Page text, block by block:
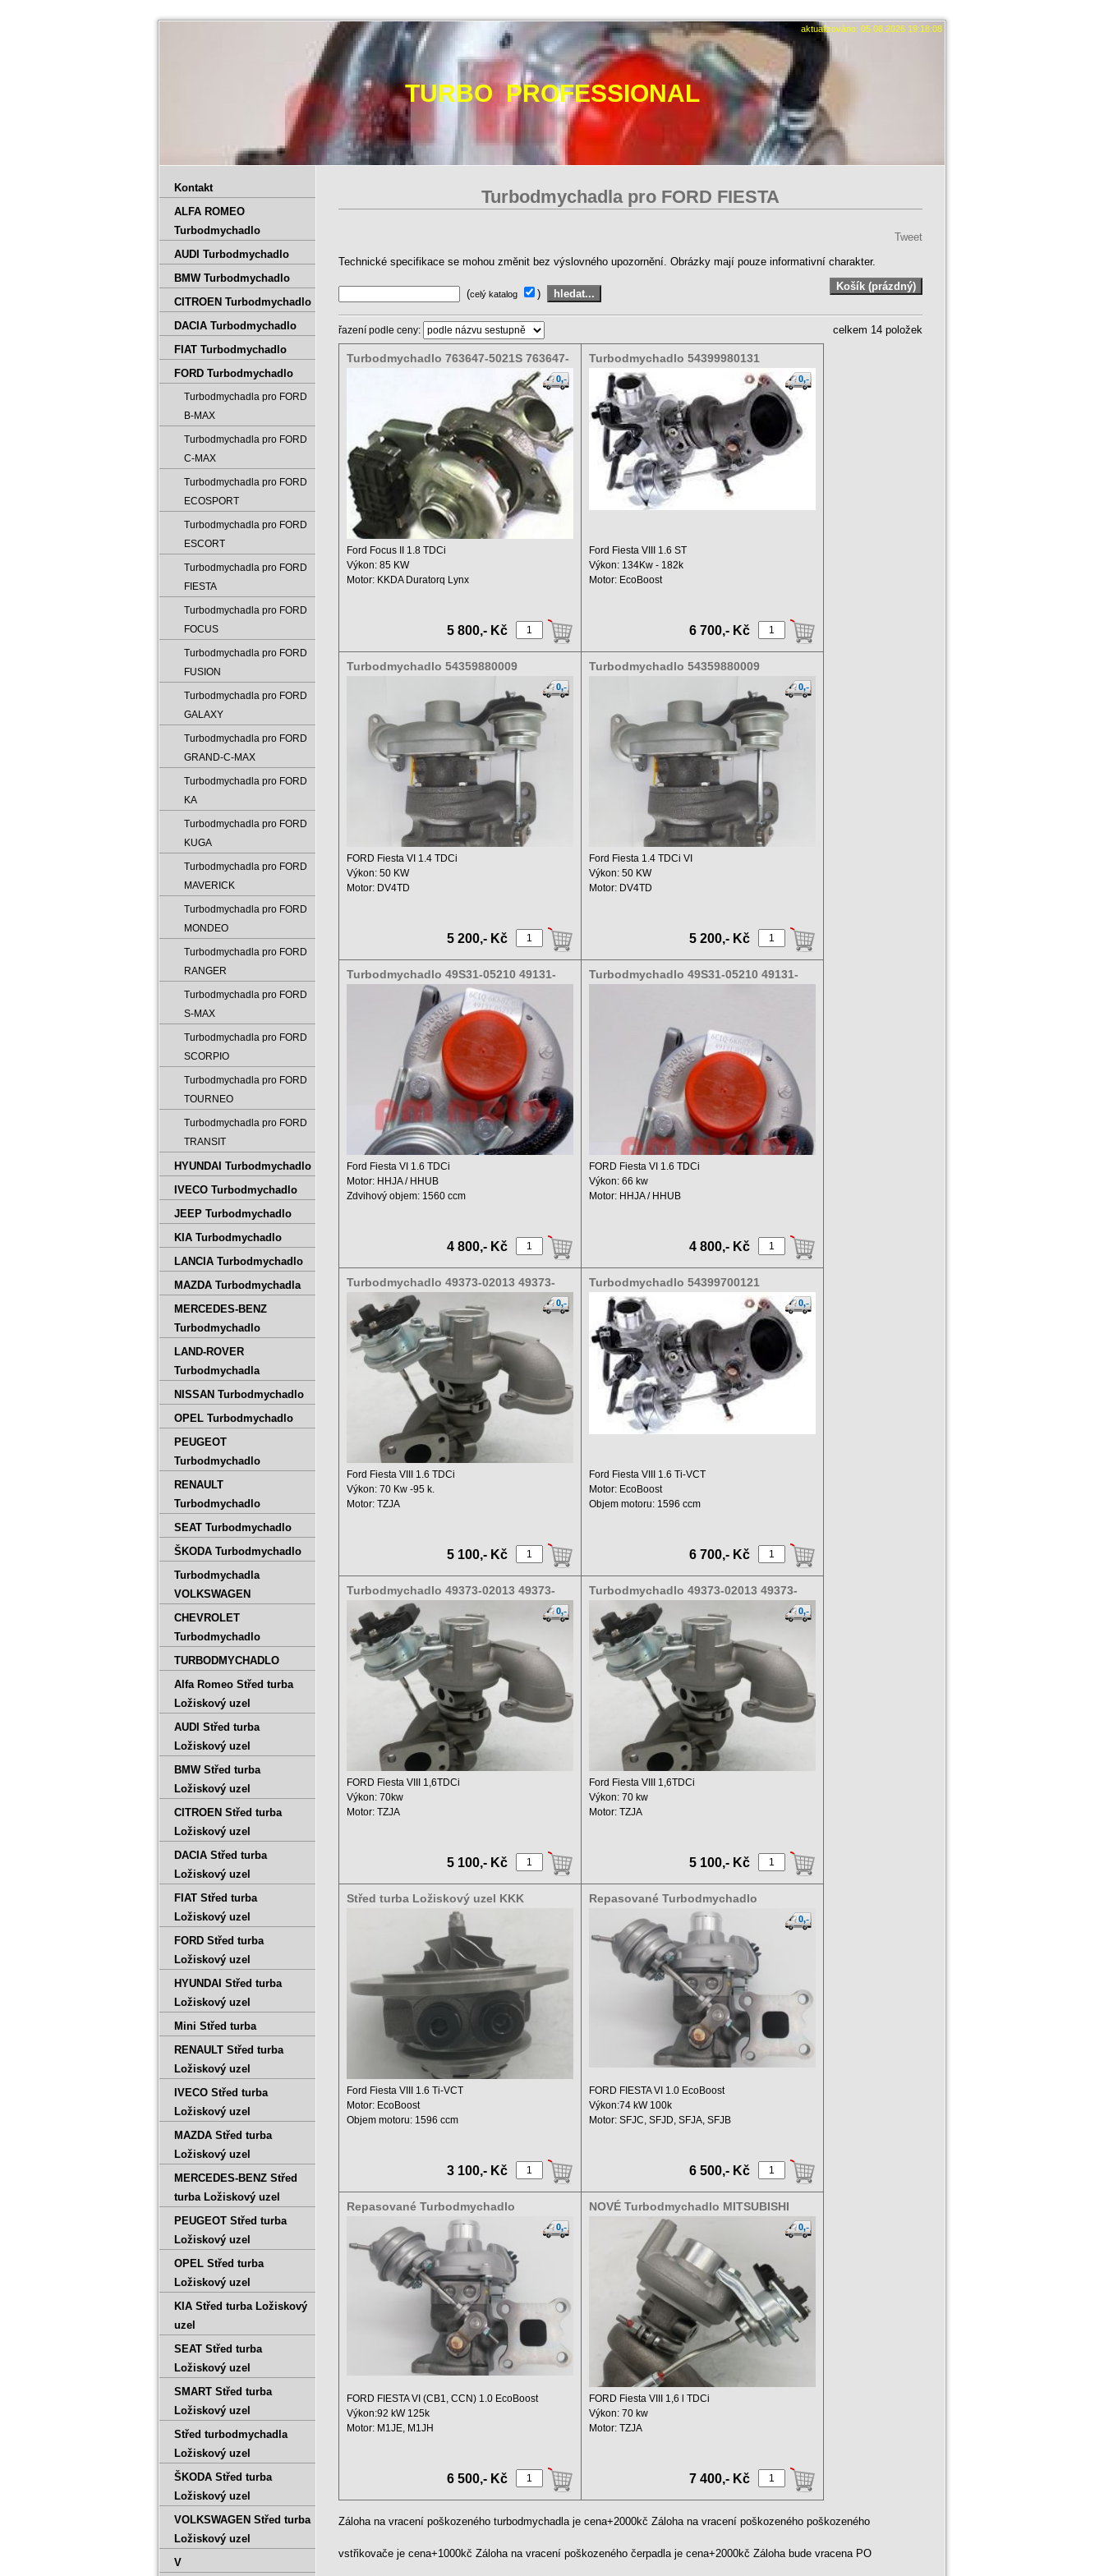
aktualizováno: 05.08.2026 19:18:08
TURBO PROFESSIONAL
Turbodmychadla pro FORD FIESTA
Tweet
Technické specifikace se mohou změnit bez výslovného upozornění. Obrázky mají pouze informativní charakter.
(celý katalog )
řazení podle ceny: celkem 14 položek
Turbodmychadlo 763647-5021S 763647-
Ford Focus II 1.8 TDCi
Výkon: 85 KW
Motor: KKDA Duratorq Lynx
5 800,- Kč
Turbodmychadlo 54399980131
54399700121
Ford Fiesta VIII 1.6 ST
Výkon: 134Kw - 182k
Motor: EcoBoost
6 700,- Kč
Turbodmychadlo 54359880009
FORD Fiesta VI 1.4 TDCi
Výkon: 50 KW
Motor: DV4TD
5 200,- Kč
Turbodmychadlo 54359880009
Ford Fiesta 1.4 TDCi VI
Výkon: 50 KW
Motor: DV4TD
5 200,- Kč
Turbodmychadlo 49S31-05210 49131-
Ford Fiesta VI 1.6 TDCi
Motor: HHJA / HHUB
Zdvihový objem: 1560 ccm
4 800,- Kč
Turbodmychadlo 49S31-05210 49131-
FORD Fiesta VI 1.6 TDCi
Výkon: 66 kw
Motor: HHJA / HHUB
4 800,- Kč
Turbodmychadlo 49373-02013 49373-
Ford Fiesta VIII 1.6 TDCi
Výkon: 70 Kw -95 k.
Motor: TZJA
5 100,- Kč
Turbodmychadlo 54399700121
54399700121
Ford Fiesta VIII 1.6 Ti-VCT
Motor: EcoBoost
Objem motoru: 1596 ccm
6 700,- Kč
Turbodmychadlo 49373-02013 49373-
FORD Fiesta VIII 1,6TDCi
Výkon: 70kw
Motor: TZJA
5 100,- Kč
Turbodmychadlo 49373-02013 49373-
Ford Fiesta VIII 1,6TDCi
Výkon: 70 kw
Motor: TZJA
5 100,- Kč
Střed turba Ložiskový uzel KKK
54399980144 54399700121
Ford Fiesta VIII 1.6 Ti-VCT
Motor: EcoBoost
Objem motoru: 1596 ccm
3 100,- Kč
Repasované Turbodmychadlo
CM5G6K682HB 2800013000280
53420053-03
FORD FIESTA VI 1.0 EcoBoost
Výkon:74 kW 100k
Motor: SFJC, SFJD, SFJA, SFJB
6 500,- Kč
Repasované Turbodmychadlo
CM5G6K682HB 2800013000280
FORD FIESTA VI (CB1, CCN) 1.0 EcoBoost
Výkon:92 kW 125k
Motor: M1JE, M1JH
6 500,- Kč
NOVÉ Turbodmychadlo MITSUBISHI
49373-02013 4937302003
FORD Fiesta VIII 1,6 l TDCi
Výkon: 70 kw
Motor: TZJA
7 400,- Kč
Záloha na vracení poškozeného turbodmychadla je cena+2000kč Záloha na vracení poškozeného poškozeného
vstřikovače je cena+1000kč Záloha na vracení poškozeného čerpadla je cena+2000kč Záloha bude vracena PO
Kontakt
ALFA ROMEO
Turbodmychadlo
AUDI Turbodmychadlo
BMW Turbodmychadlo
CITROEN Turbodmychadlo
DACIA Turbodmychadlo
FIAT Turbodmychadlo
FORD Turbodmychadlo
Turbodmychadla pro FORD
B-MAX
Turbodmychadla pro FORD
C-MAX
Turbodmychadla pro FORD
ECOSPORT
Turbodmychadla pro FORD
ESCORT
Turbodmychadla pro FORD
FIESTA
Turbodmychadla pro FORD
FOCUS
Turbodmychadla pro FORD
FUSION
Turbodmychadla pro FORD
GALAXY
Turbodmychadla pro FORD
GRAND-C-MAX
Turbodmychadla pro FORD
KA
Turbodmychadla pro FORD
KUGA
Turbodmychadla pro FORD
MAVERICK
Turbodmychadla pro FORD
MONDEO
Turbodmychadla pro FORD
RANGER
Turbodmychadla pro FORD
S-MAX
Turbodmychadla pro FORD
SCORPIO
Turbodmychadla pro FORD
TOURNEO
Turbodmychadla pro FORD
TRANSIT
HYUNDAI Turbodmychadlo
IVECO Turbodmychadlo
JEEP Turbodmychadlo
KIA Turbodmychadlo
LANCIA Turbodmychadlo
MAZDA Turbodmychadla
MERCEDES-BENZ
Turbodmychadlo
LAND-ROVER
Turbodmychadla
NISSAN Turbodmychadlo
OPEL Turbodmychadlo
PEUGEOT
Turbodmychadlo
RENAULT
Turbodmychadlo
SEAT Turbodmychadlo
ŠKODA Turbodmychadlo
Turbodmychadla
VOLKSWAGEN
CHEVROLET
Turbodmychadlo
TURBODMYCHADLO
Alfa Romeo Střed turba
Ložiskový uzel
AUDI Střed turba
Ložiskový uzel
BMW Střed turba
Ložiskový uzel
CITROEN Střed turba
Ložiskový uzel
DACIA Střed turba
Ložiskový uzel
FIAT Střed turba
Ložiskový uzel
FORD Střed turba
Ložiskový uzel
HYUNDAI Střed turba
Ložiskový uzel
Mini Střed turba
RENAULT Střed turba
Ložiskový uzel
IVECO Střed turba
Ložiskový uzel
MAZDA Střed turba
Ložiskový uzel
MERCEDES-BENZ Střed
turba Ložiskový uzel
PEUGEOT Střed turba
Ložiskový uzel
OPEL Střed turba
Ložiskový uzel
KIA Střed turba Ložiskový
uzel
SEAT Střed turba
Ložiskový uzel
SMART Střed turba
Ložiskový uzel
Střed turbodmychadla
Ložiskový uzel
ŠKODA Střed turba
Ložiskový uzel
VOLKSWAGEN Střed turba
Ložiskový uzel
V